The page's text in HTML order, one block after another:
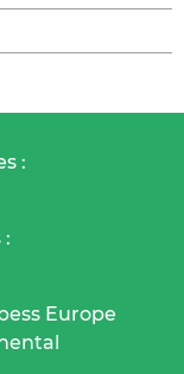
:
:
Europe